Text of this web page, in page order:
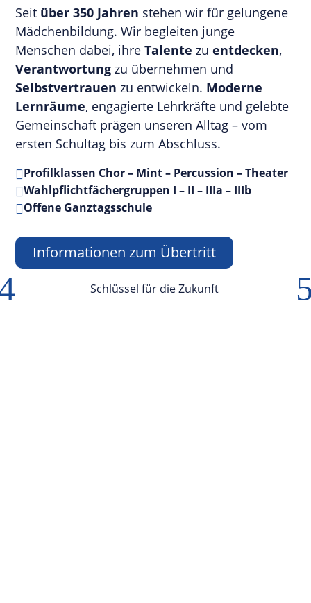
Seit über 350 Jahren stehen wir für gelungene
Mädchenbildung. Wir begleiten junge
Menschen dabei, ihreTalente zuentdecken,
Verantwortung zu übernehmen und
Selbstvertrauen zu entwickeln. Moderne
Lernräume, engagierte Lehrkräfte und gelebte
Gemeinschaft prägen unseren Alltag – vom
ersten Schultag bis zum Abschluss.
Profilklassen Chor – Mint – Percussion – Theater
Wahlpflichtfächergruppen I – II – IIIa – IIIb
Offene Ganztagsschule
Informationen zum Übertritt
Schlüssel für die Zukunft